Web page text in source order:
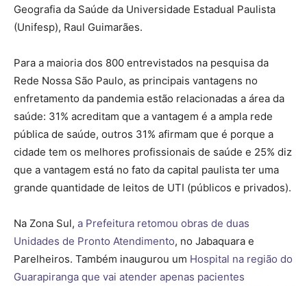
Geografia da Saúde da Universidade Estadual Paulista
(Unifesp), Raul Guimarães.
Para a maioria dos 800 entrevistados na pesquisa da
Rede Nossa São Paulo, as principais vantagens no
enfretamento da pandemia estão relacionadas a área da
saúde: 31% acreditam que a vantagem é a ampla rede
pública de saúde, outros 31% afirmam que é porque a
cidade tem os melhores profissionais de saúde e 25% diz
que a vantagem está no fato da capital paulista ter uma
grande quantidade de leitos de UTI (públicos e privados).
Na Zona Sul, a Prefeitura retomou obras de duas
Unidades de Pronto Atendimento, no Jabaquara e
Parelheiros. Também inaugurou um Hospital na região do
Guarapiranga que vai atender apenas pacientes